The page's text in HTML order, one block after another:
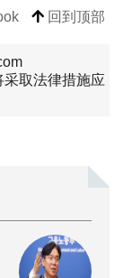
回到顶部
取法律措施应